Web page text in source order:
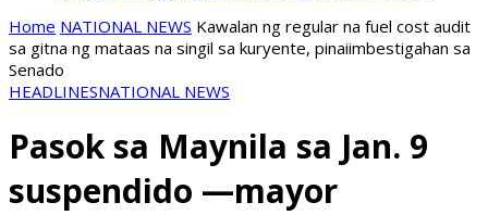
Home NATIONAL NEWS Kawalan ng regular na fuel cost audit
sa gitna ng mataas na singil sa kuryente, pinaiimbestigahan sa
Senado
HEADLINESNATIONAL NEWS
Pasok sa Maynila sa Jan. 9
suspendido —mayor